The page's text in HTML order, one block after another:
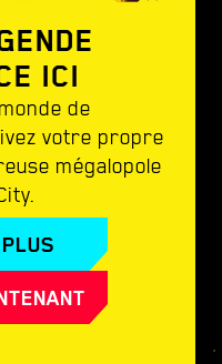
ICI
de
votre propre
mégalopole